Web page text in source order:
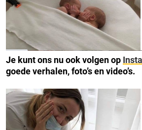
Je kunt ons nu ook volgen op
goede verhalen, foto’s en video’s.